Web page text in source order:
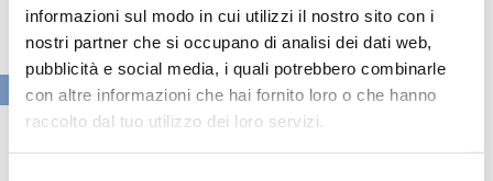
informazioni sul modo in cui utilizzi il nostro sito con i
nostri partner che si occupano di analisi dei dati web,
pubblicità e social media, i quali potrebbero combinarle
con altre informazioni che hai fornito loro o che hanno
raccolto dal tuo utilizzo dei loro servizi.
VAI ALLA SEZIONE BANCHE NEWS